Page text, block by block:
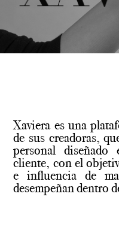
Xaviera es una
de sus creadoras,
personal diseñado
cliente, con el
e influencia de
desempeñan dentro